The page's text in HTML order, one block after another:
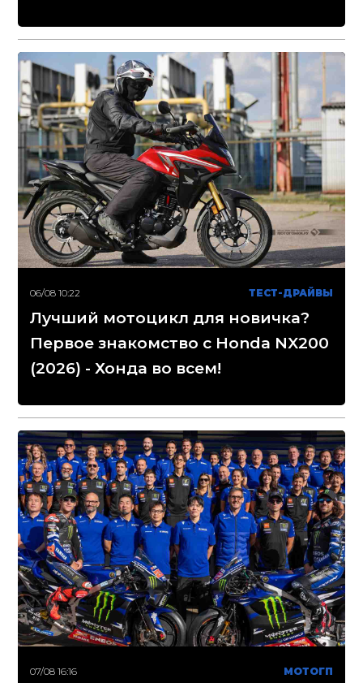
06/08 10:22 ТЕСТ-ДРАЙВЫ
Лучший мотоцикл для новичка?
Первое знакомство с Honda NX200
(2026) - Хонда во всем!
07/08 16:16 МОТОГП